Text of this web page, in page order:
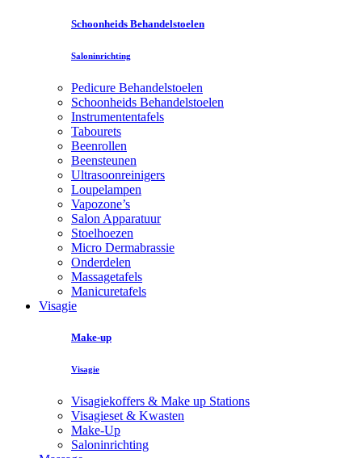
Schoonheids Behandelstoelen
Saloninrichting
Pedicure Behandelstoelen
Schoonheids Behandelstoelen
Instrumententafels
Tabourets
Beenrollen
Beensteunen
Ultrasoonreinigers
Loupelampen
Vapozone’s
Salon Apparatuur
Stoelhoezen
Micro Dermabrassie
Onderdelen
Massagetafels
Manicuretafels
Visagie
Make-up
Visagie
Visagiekoffers & Make up Stations
Visagieset & Kwasten
Make-Up
Saloninrichting